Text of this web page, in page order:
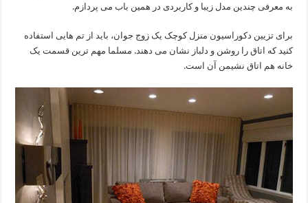
به معرفی چندین مدل زیبا و کاربردی در همین باب می پردازم.
برای تزیین دکوراسیون منزل کوچک یک زوج جوان، باید از تم هایی استفاده
کنید که اتاق را روشن و دلباز نشان می دهند. مسلما مهم ترین قسمت یک
خانه هم اتاق نشیمن آن است.